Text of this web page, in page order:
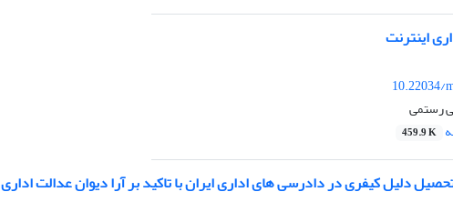
اینترنت
10.22034/
رستمی
459.9 K
دلیل کیفری در دادرسی های اداری ایران با تاکید بر آرا دیوان عدالت اداری